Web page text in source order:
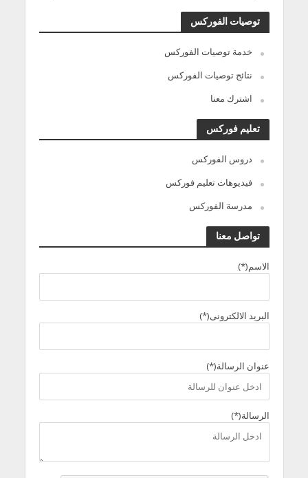
توصيات الفوركس
خدمة توصيات الفوركس
نتائج توصيات الفوركس
اشترك معنا
تعليم فوركس
دروس الفوركس
فيديوهات تعليم فوركس
مدرسة الفوركس
تواصل معنا
الاسم(*)
البريد الالكترونى(*)
عنوان الرسالة(*)
الرسالة(*)